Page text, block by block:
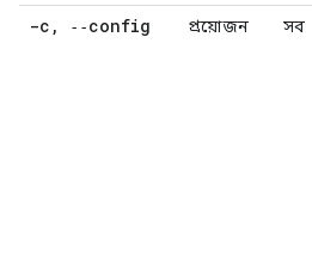
-c , ‑‑config প্রয়োজন সব